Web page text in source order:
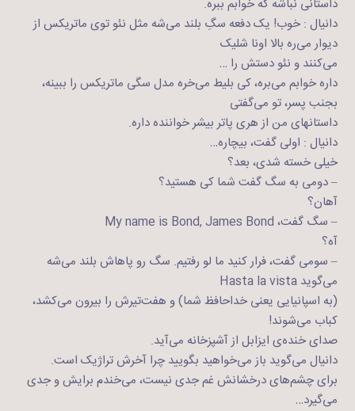
داستانی نباشه که خوابم ببره.
دانیال : خوب! یک دفعه سگِ بلند می‌شه مثل نئو توی ماتریکس از
دیوار می‌ره بالا اونا شلیک
می‌کنند و نئو دستش را …
داره خوابم می‌بره، کی بلیط می‌خره مدل سگی ماتریکس را ببینه،
بجنب پسر، تو می‌گفتی
داستانهای من از هری‌ پاتر بیشر خواننده داره.
دانیال : اولی گفت، بیچاره…
خیلی خسته شدی، بعد؟
– دومی به سگ گفت شما کی هستید؟
آهان؟
– سگ گفت، My name is Bond, James Bond
آه؟
– سومی گفت، فرار کنید ما لو رفتیم. سگ رو پاهاش بلند می‌شه
می‌گوید Hasta la vista
(به اسپانیایی یعنی خداحافظ شما) و هفت‌تیرش را بیرون می‌کشد،
کباب می‌شوند!
صدای خنده‌ی ایزابل از آشپزخانه می‌آید.
دانیال می‌گوید باز می‌خواهید بگویید چرا آخرش تراژیک است.
برای چشم‌های درخشانش غم جدی نیست، می‌خندم برایش و جدی
می‌گیرد…